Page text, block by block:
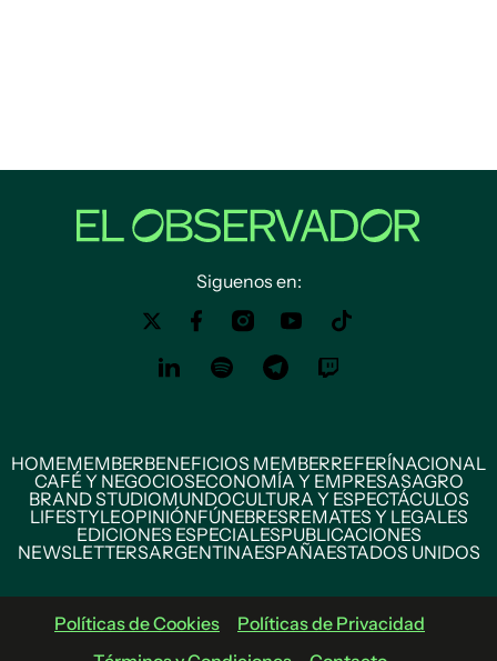
Siguenos en:
HOMEMEMBERBENEFICIOS MEMBERREFERÍNACIONAL
CAFÉ Y NEGOCIOSECONOMÍA Y EMPRESASAGRO
BRAND STUDIOMUNDOCULTURA Y ESPECTÁCULOS
LIFESTYLEOPINIÓNFÚNEBRESREMATES Y LEGALES
EDICIONES ESPECIALESPUBLICACIONES
NEWSLETTERSARGENTINAESPAÑAESTADOS UNIDOS
Políticas de Cookies
Políticas de Privacidad